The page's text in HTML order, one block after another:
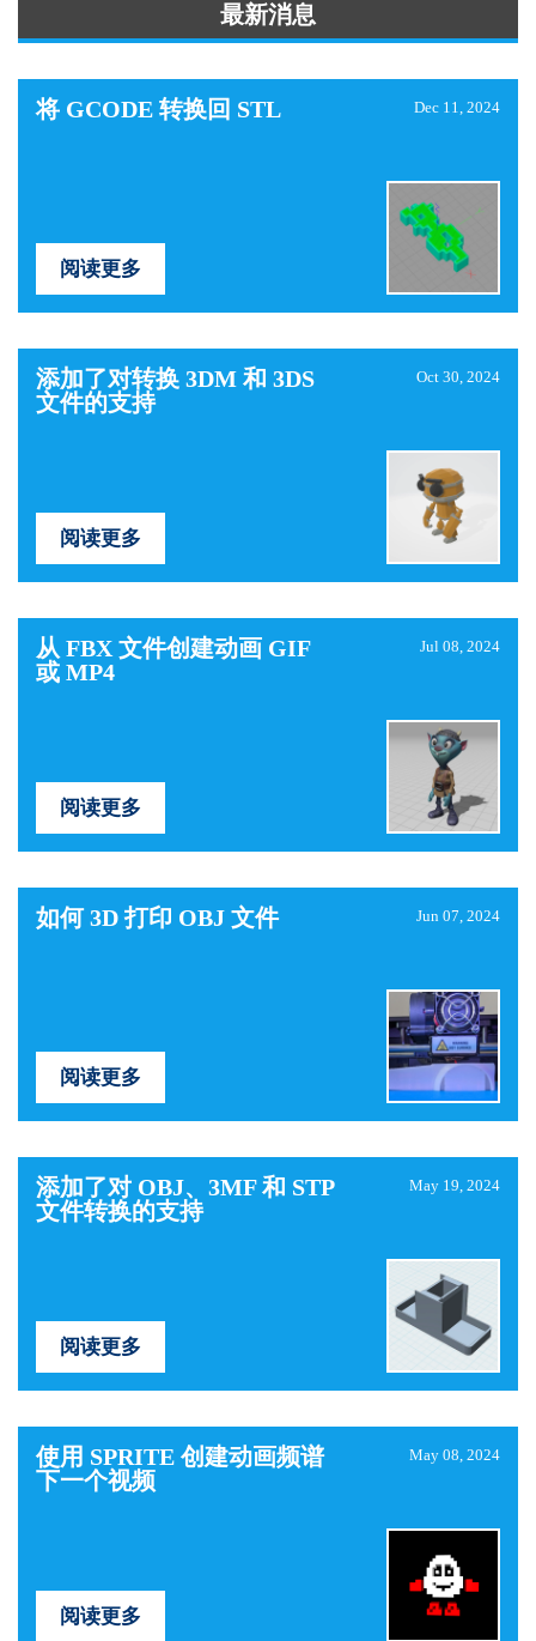
最新消息
将 GCODE 转换回 STL Dec 11, 2024
阅读更多
添加了对转换 3DM 和 3DS
文件的支持
Oct 30, 2024
阅读更多
从 FBX 文件创建动画 GIF
或 MP4
Jul 08, 2024
阅读更多
如何 3D 打印 OBJ 文件 Jun 07, 2024
阅读更多
添加了对 OBJ、3MF 和 STP
文件转换的支持
May 19, 2024
阅读更多
使用 SPRITE 创建动画频谱
下一个视频
May 08, 2024
阅读更多